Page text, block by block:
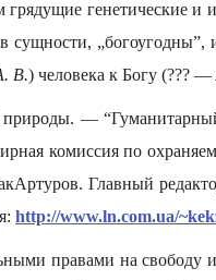
генетические и
сущности, „богоугодны”,
В.) человека к Богу (??? —
—
комиссия по
Главный
http://www.ln.com.ua/
правами на свободу